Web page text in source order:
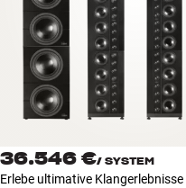
Zubehör
INSPIRATION
MARKEN
NEUHEITEN
36.546 €/ SYSTEM
Erlebe ultimative